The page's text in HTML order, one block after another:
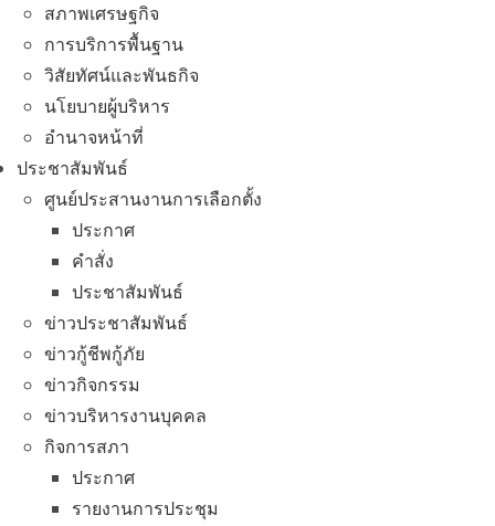
สภาพเศรษฐกิจ
การบริการพื้นฐาน
วิสัยทัศน์และพันธกิจ
นโยบายผู้บริหาร
อํานาจหน้าที่
ประชาสัมพันธ์
ศูนย์ประสานงานการเลือกตั้ง
ประกาศ
คำสั่ง
ประชาสัมพันธ์
ข่าวประชาสัมพันธ์
ข่าวกู้ชีพกู้ภัย
ข่าวกิจกรรม
ข่าวบริหารงานบุคคล
กิจการสภา
ประกาศ
รายงานการประชุม